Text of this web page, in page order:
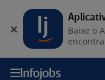
Baixe o